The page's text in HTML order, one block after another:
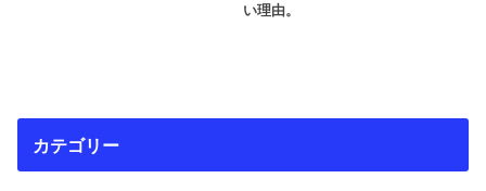
い理由。
カテゴリー